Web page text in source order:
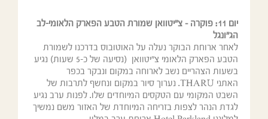
יום 11:
פוקרה – צ"יטוואן שמורת הטבע הפארק הלאומי-לב
הג"ונגל
לאחר ארוחת הבוקר נעלה על האוטובוס בדרכנו לשמורת
הטבע הפארק הלאומי צ"יטוואן (נסיעה של כ-5 שעות) נגיע
בשעות הצהריים נשב לארוחה במקום ונבקר בכפר
האתני THARU. נערוך סיור במקום ונחשף לתרבות של
השבט המקומי עם הטקסים המיוחדים שלו. לפנות ערב נגיע
לגדת הנהר לצפות בזריחה המיוחדת של האזור משם נמשיך